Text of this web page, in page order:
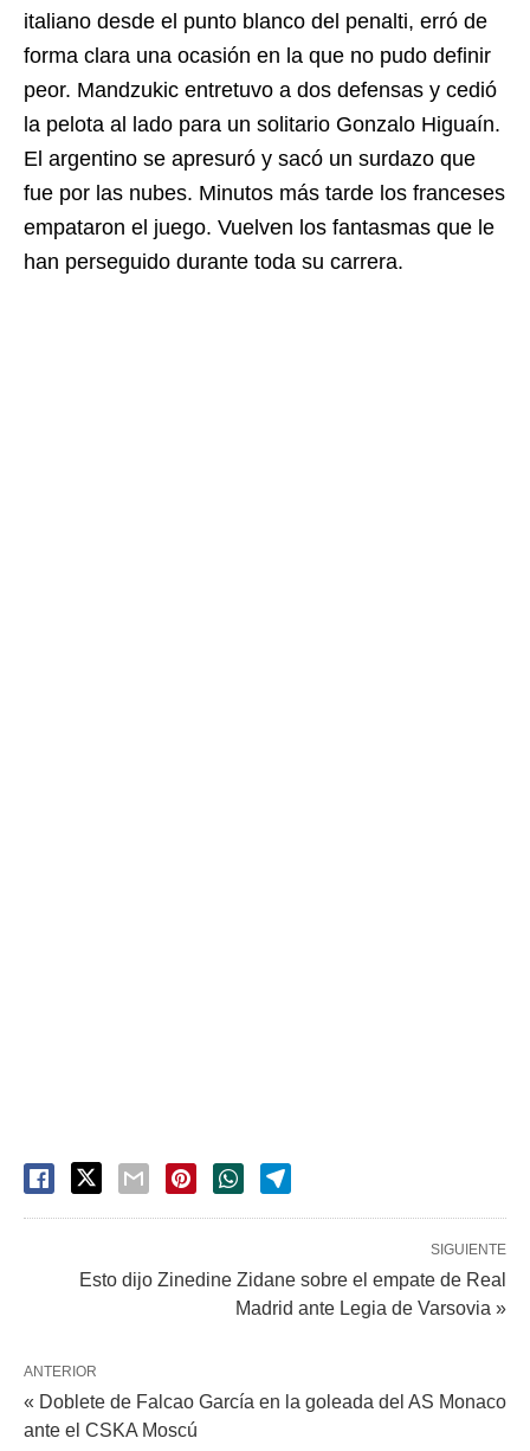
italiano desde el punto blanco del penalti, erró de
forma clara una ocasión en la que no pudo definir
peor. Mandzukic entretuvo a dos defensas y cedió
la pelota al lado para un solitario Gonzalo Higuaín.
El argentino se apresuró y sacó un surdazo que
fue por las nubes. Minutos más tarde los franceses
empataron el juego. Vuelven los fantasmas que le
han perseguido durante toda su carrera.
SIGUIENTE
Esto dijo Zinedine Zidane sobre el empate de Real
Madrid ante Legia de Varsovia »
ANTERIOR
« Doblete de Falcao García en la goleada del AS Monaco
ante el CSKA Moscú